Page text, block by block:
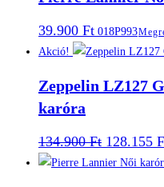
39.900 Ft 018P993
Akció!
Zeppelin LZ127
karóra
134.900Ft Original
price
was:
128.155